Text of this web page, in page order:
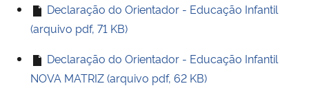
Declaração do Orientador - Educação Infantil
(arquivo pdf, 71 KB)
Declaração do Orientador - Educação Infantil
NOVA MATRIZ (arquivo pdf, 62 KB)